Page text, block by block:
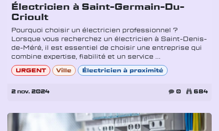
Électricien à Saint-Germain-Du-
Crioult
Pourquoi choisir un électricien professionnel ?
Lorsque vous recherchez un électricien à Saint-Denis-
de-Méré, il est essentiel de choisir une entreprise qui
combine expertise, fiabilité et un service ...
URGENT Ville Électricien à proximité
2 nov. 2024 0 684